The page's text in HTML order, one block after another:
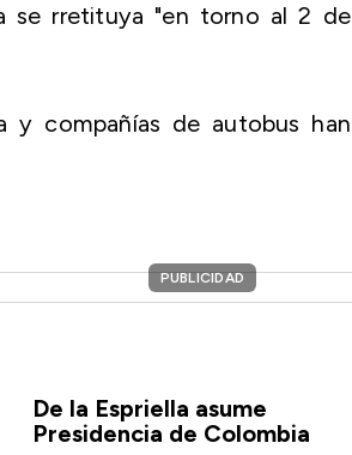
se rretituya "en torno al 2 de
y compañías de autobus han
PUBLICIDAD
De la Espriella asume
Presidencia de Colombia